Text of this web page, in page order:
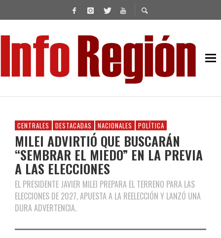
CENTRALES DESTACADAS NACIONALES POLÍTICA
MILEI ADVIRTIÓ QUE BUSCARÁN
“SEMBRAR EL MIEDO” EN LA PREVIA
A LAS ELECCIONES
EL PRESIDENTE JAVIER MILEI PREPARA EL TERRENO PARA LAS
ELECCIONES DE 2027, APUESTA A LA REELECCIÓN Y LANZÓ UNA
DURA ADVERTENCIA.